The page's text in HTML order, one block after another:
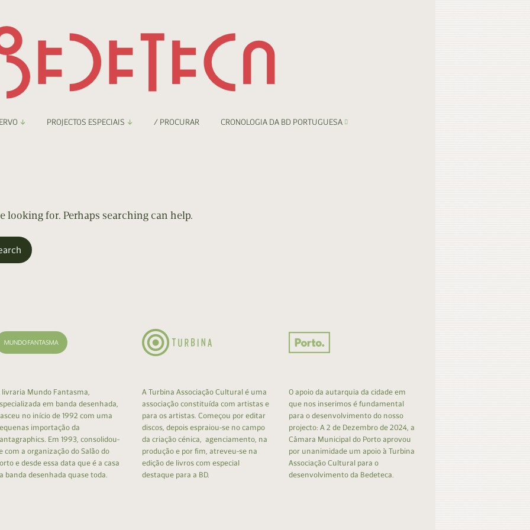
Digital
PROJECTOS ESPECIAIS / PROCURAR CRONOLOGIA DA BD PORTUGUESA
looking for. Perhaps searching can help.
livraria Mundo Fantasma,
em banda desenhada,
no início de 1992 com uma
importação da
Em 1993, consolidou-
com a organização do Salão do
e desde essa data que é a casa
banda desenhada quase toda.
A Turbina Associação Cultural é uma
associação constituída com artistas e
para os artistas. Começou por editar
discos, depois espraiou-se no campo
da criação cénica, agenciamento, na
produção e por fim, atreveu-se na
edição de livros com especial
destaque para a BD.
O apoio da autarquia da cidade em
que nos inserimos é fundamental
para o desenvolvimento do nosso
projecto: A 2 de Dezembro de 2024, a
Câmara Municipal do Porto aprovou
por unanimidade um apoio à Turbina
Associação Cultural para o
desenvolvimento da Bedeteca.